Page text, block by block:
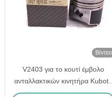
Βίντεο
V2403 για το κουτί έμβολο
ανταλλακτικών κινητήρα Kubota
87mm 1G924-2111